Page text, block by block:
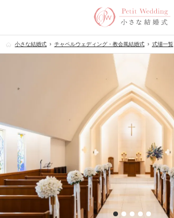
小さな結婚式 チャペルウェディング・教会風結婚式 式場一覧